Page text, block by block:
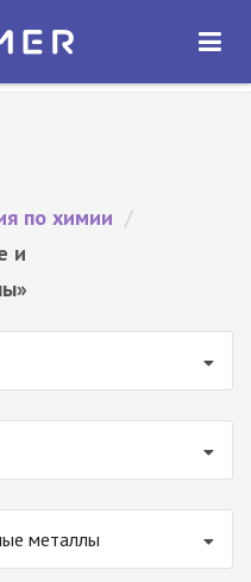
ОТКРЫТЬ
по химии /
и
металлы